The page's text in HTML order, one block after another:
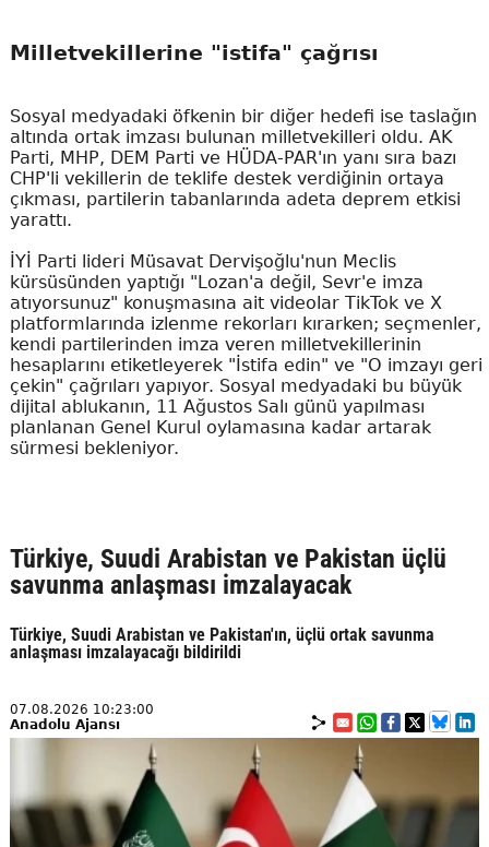
Milletvekillerine "istifa" çağrısı
Sosyal medyadaki öfkenin bir diğer hedefi ise taslağın
altında ortak imzası bulunan milletvekilleri oldu. AK
Parti, MHP, DEM Parti ve HÜDA-PAR'ın yanı sıra bazı
CHP'li vekillerin de teklife destek verdiğinin ortaya
çıkması, partilerin tabanlarında adeta deprem etkisi
yarattı.
İYİ Parti lideri Müsavat Dervişoğlu'nun Meclis
kürsüsünden yaptığı "Lozan'a değil, Sevr'e imza
atıyorsunuz" konuşmasına ait videolar TikTok ve X
platformlarında izlenme rekorları kırarken; seçmenler,
kendi partilerinden imza veren milletvekillerinin
hesaplarını etiketleyerek "İstifa edin" ve "O imzayı geri
çekin" çağrıları yapıyor. Sosyal medyadaki bu büyük
dijital ablukanın, 11 Ağustos Salı günü yapılması
planlanan Genel Kurul oylamasına kadar artarak
sürmesi bekleniyor.
Türkiye, Suudi Arabistan ve Pakistan üçlü
savunma anlaşması imzalayacak
Türkiye, Suudi Arabistan ve Pakistan'ın, üçlü ortak savunma
anlaşması imzalayacağı bildirildi
07.08.2026 10:23:00
Anadolu Ajansı